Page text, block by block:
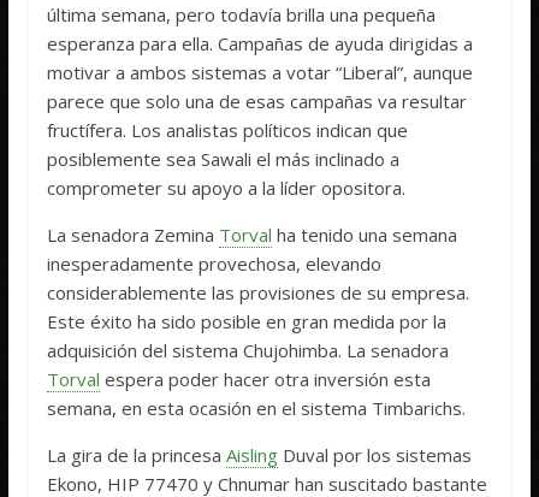
última semana, pero todavía brilla una pequeña
esperanza para ella. Campañas de ayuda dirigidas a
motivar a ambos sistemas a votar “Liberal”, aunque
parece que solo una de esas campañas va resultar
fructífera. Los analistas políticos indican que
posiblemente sea Sawali el más inclinado a
comprometer su apoyo a la líder opositora.
La senadora Zemina Torval ha tenido una semana
inesperadamente provechosa, elevando
considerablemente las provisiones de su empresa.
Este éxito ha sido posible en gran medida por la
adquisición del sistema Chujohimba. La senadora
Torval espera poder hacer otra inversión esta
semana, en esta ocasión en el sistema Timbarichs.
La gira de la princesaAisling Duval por los sistemas
Ekono, HIP 77470 y Chnumar han suscitado bastante